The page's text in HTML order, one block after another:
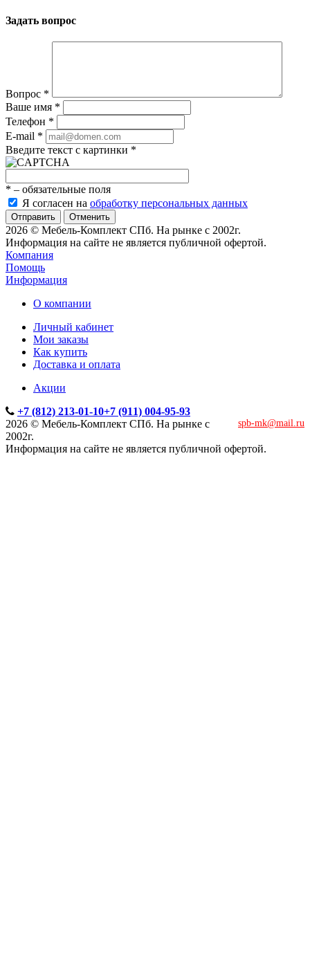
Задать вопрос
Вопрос *
Ваше имя *
Телефон *
E-mail *
Введите текст с картинки *
* – обязательные поля
Я согласен на обработку персональных данных
Отменить
2026 © Мебель-Комплект СПб. На рынке с 2002г.
Информация на сайте не является публичной офертой.
Компания
Помощь
Информация
О компании
Личный кабинет
Мои заказы
Как купить
Доставка и оплата
Акции
+7 (812) 213-01-10+7 (911) 004-95-93
spb-mk@mail.ru
2026 © Мебель-Комплект СПб. На рынке с
2002г.
Информация на сайте не является публичной офертой.